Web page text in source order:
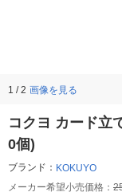
1 / 2 画像を見る
コクヨ カード立
0個)
ブランド： KOKUYO
メーカー希望小売価格：